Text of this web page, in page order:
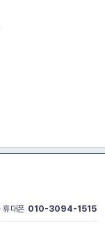
휴대폰 010-3094-1515